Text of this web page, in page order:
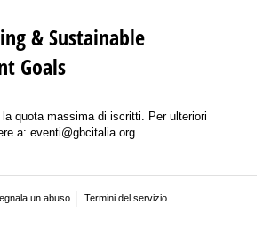
& Sustainable
Goals
quota massima di iscritti. Per ulteriori
a: eventi@gbcitalia.org
un abuso Termini del servizio